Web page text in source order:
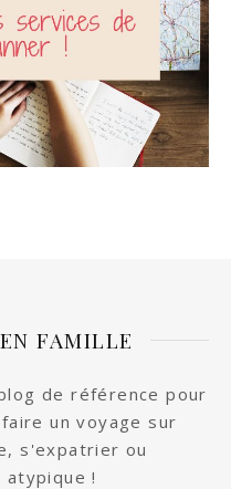
FAMILLE
de référence pour
un voyage sur
s'expatrier ou
atypique !